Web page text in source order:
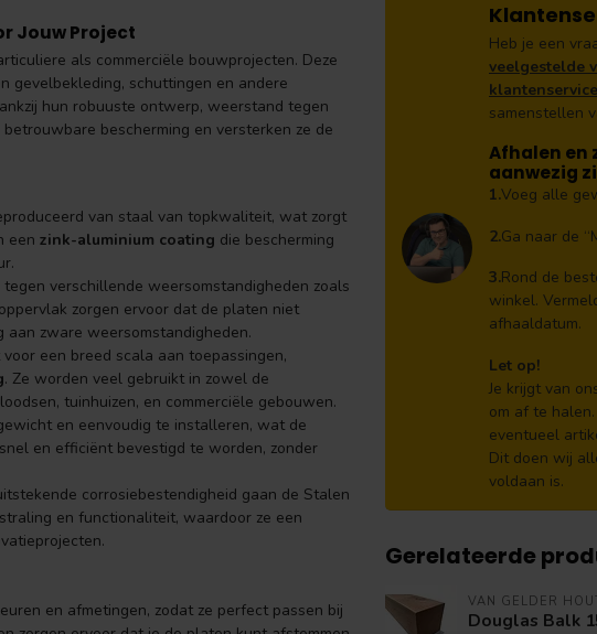
Jouw Project
als commerciële bouwprojecten. Deze
gevelbekleding, schuttingen en andere
hun robuuste ontwerp, weerstand tegen
bescherming en versterken ze de
van staal van topkwaliteit, wat zorgt
een zink-aluminium coating die bescherming
verschillende weersomstandigheden zoals
zorgen ervoor dat de platen niet
zware weersomstandigheden.
een breed scala aan toepassingen,
. Ze worden veel gebruikt in zowel de
tuinhuizen, en commerciële gebouwen.
en eenvoudig te installeren, wat de
en efficiënt bevestigd te worden, zonder
corrosiebestendigheid gaan de Stalen
en functionaliteit, waardoor ze een
en afmetingen, zodat ze perfect passen bij
Heb je een
veelgestelde
klantenservice
samenstellen
Afhalen en
aanwezig
1.Voeg alle
2.Ga naar de
3.Rond de
winkel.
afhaaldatum.
Let op!
Je krijgt van
om af te
eventueel
Dit doen wij
voldaan is.
Gerelateerde
VAN GELDER
Douglas Balk